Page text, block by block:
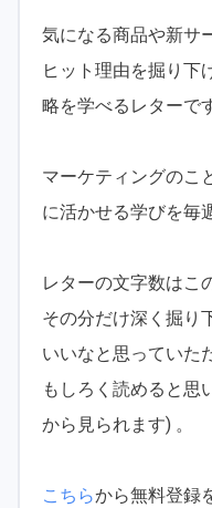
気になる商品や新サ
ヒット理由を掘り下
略を学べるレターで
マーケティングのこ
に活かせる学びを毎
レターの文字数はこ
その分だけ深く掘り
いいなと思っていた
もしろく読めると思
から見られます) 。
こちらから無料登録